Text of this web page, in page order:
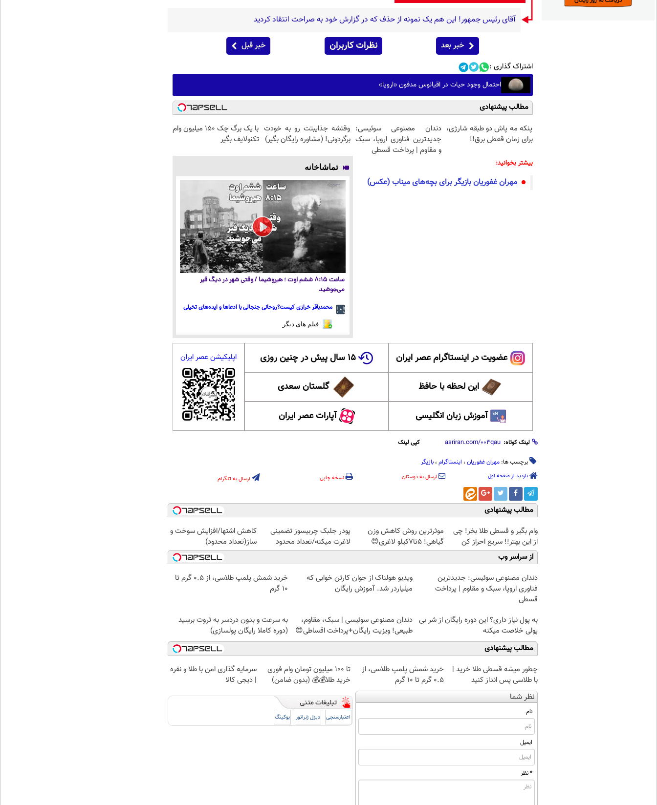
آقای رئیس جمهور! این هم یک نمونه از حذف که در گزارش خود به صراحت انتقاد کردید
خبر بعد نظرات کاربران خبر قبل
اشتراک گذاری :
احتمال وجود حیات در اقیانوس مدفون «اروپا»
مطالب پیشنهادی
پنکه مه پاش دو طبقه شارژی،
برای زمان قعطی برق!!
دندان مصنوعی سوئیسی:
جدیدترین فناوری اروپا، سبک
و مقاوم | پرداخت قسطی
وقتشه جذایبتت رو به خودت
برگردونی! (مشاوره رایگان بگیر)
با یک برگ چک 150 میلیون وام
تکنولایف بگیر
بیشتر بخوانید:
مهران غفوریان بازیگر برای بچه‌های میناب (عکس)
تماشاخانه
ساعت ۸:۱۵ ششم اوت ؛ هیروشیما / وقتی شهر در دیگ قیر
می‌جوشید
محمدباقر خرازی کیست؟روحانی جنجالی با ادعاها و ایده‌های تخیلی
فیلم های دیگر
عضویت در اینستاگرام عصر ایران ۱۵ سال پیش در چنین روزی
این لحظه با حافظ گلستان سعدی
آموزش زبان انگلیسی آپارات عصر ایران
اپلیکیشن عصر ایران
لینک کوتاه: کپی لینک
برچسب ها: مهران غفوریان ، اینستاگرام ، بازیگر
بازدید از صفحه اول ارسال به دوستان نسخه چاپی ارسال به تلگرام
مطالب پیشنهادی
وام بگیر و قسطی طلا بخر! چی
از این بهتر!! سریع احراز کن
موثرترین روش کاهش وزن
گیاهی! 5تا۷کیلو لاغری😍
پودر جلبک چربیسوز تضمینی
لاغرت میکنه/تعداد محدود
کاهش اشتها/افزایش سوخت و
ساز(تعداد محدود)
از سراسر وب
دندان مصنوعی سوئیسی: جدیدترین
فناوری اروپا، سبک و مقاوم | پرداخت
قسطی
ویدیو هولناک از جوان کارتن خوابی که
میلیاردر شد. آموزش رایگان
خرید شمش پلمپ طلاسی، از ۰.۵ گرم تا
۱۰ گرم
به پول نیاز داری؟ این دوره رایگان از شر بی
پولی خلاصت میکنه
دندان مصنوعی سوئیسی | سبک، مقاوم،
طبیعی! ویزیت رایگان+پرداخت اقساطی😍
به سرعت و بدون دردسر به ثروت برسید
(دوره کاملا رایگان پولسازی)
مطالب پیشنهادی
چطور میشه قسطی طلا خرید |
با طلاسی پس انداز کنید
خرید شمش پلمپ طلاسی، از
۰.۵ گرم تا ۱۰ گرم
تا 100 میلیون تومان وام فوری
خرید طلا💰💰 (بدون ضامن)
سرمایه گذاری امن با طلا و نقره
| دیجی کالا
نظر شما
نام
ایمیل
* نظر
اعتبارسنجی دیزل ژنراتور بوکینگ